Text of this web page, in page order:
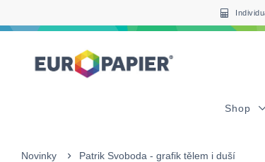
Shop
Novinky Patrik Svoboda - grafik tělem i duší